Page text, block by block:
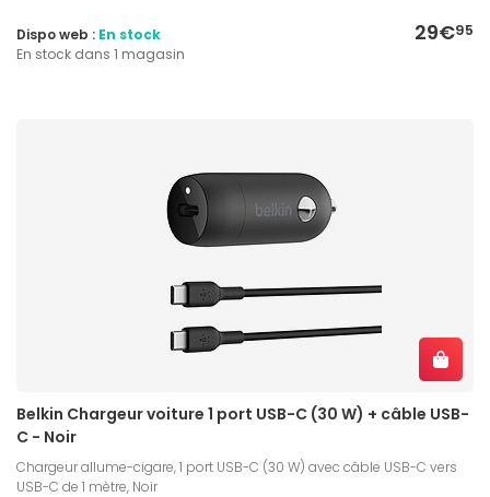
29€95
Dispo web : En stock
En stock dans 1 magasin
Belkin Chargeur voiture 1 port USB-C (30 W) + câble USB-
C - Noir
Chargeur allume-cigare, 1 port USB-C (30 W) avec câble USB-C vers
USB-C de 1 mètre, Noir